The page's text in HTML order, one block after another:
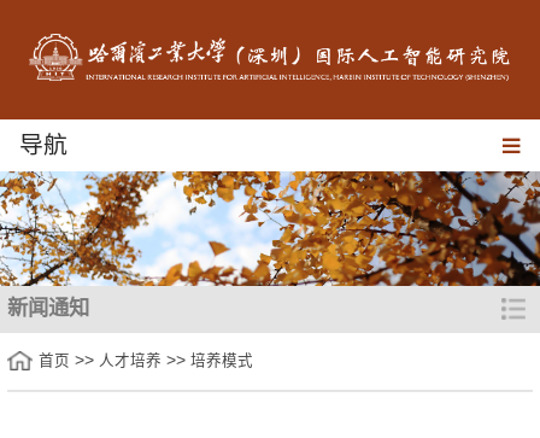
导航
新闻通知
首页 >> 人才培养 >> 培养模式